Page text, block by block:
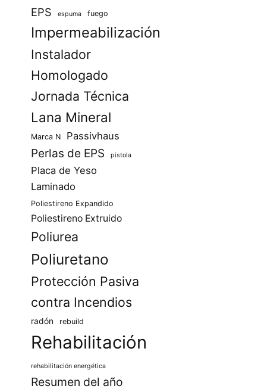
EPS espuma fuego
Impermeabilización
Instalador
Homologado
Jornada Técnica
Lana Mineral
Marca N Passivhaus
Perlas de EPS pistola
Placa de Yeso
Laminado
Poliestireno Expandido
Poliestireno Extruido
Poliurea
Poliuretano
Protección Pasiva
contra Incendios
radón rebuild
Rehabilitación
rehabilitación energética
Resumen del año